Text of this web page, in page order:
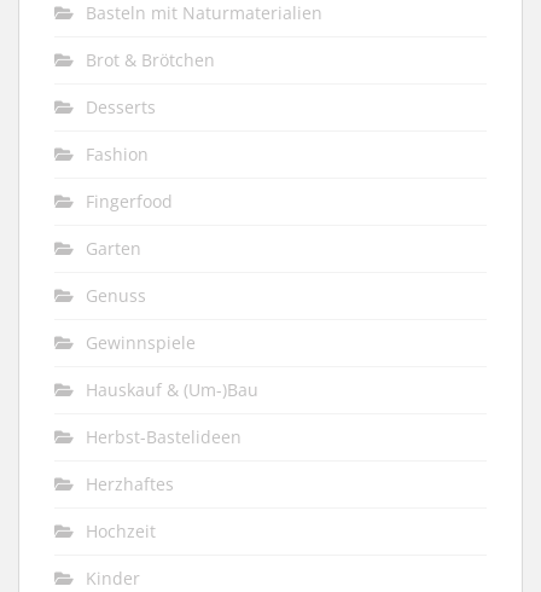
Basteln mit Naturmaterialien
Brot & Brötchen
Desserts
Fashion
Fingerfood
Garten
Genuss
Gewinnspiele
Hauskauf & (Um-)Bau
Herbst-Bastelideen
Herzhaftes
Hochzeit
Kinder